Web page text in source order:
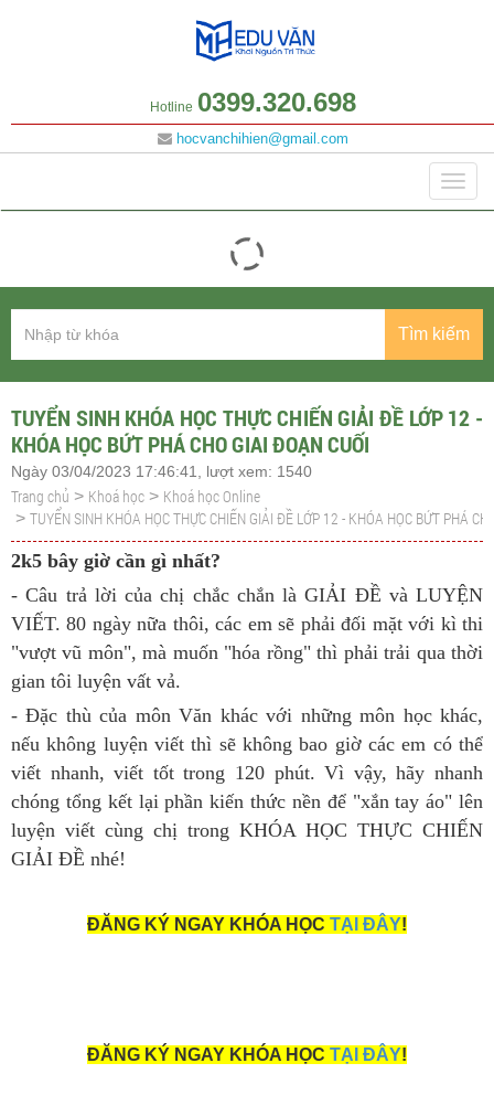
Hotline 0399.320.698
hocvanchihien@gmail.com
Tìm kiếm
TUYỂN SINH KHÓA HỌC THỰC CHIẾN GIẢI ĐỀ LỚP 12 -
KHÓA HỌC BỨT PHÁ CHO GIAI ĐOẠN CUỐI
Ngày 03/04/2023 17:46:41, lượt xem: 1540
Trang chủ > Khoá học > Khoá học Online
> TUYỂN SINH KHÓA HỌC THỰC CHIẾN GIẢI ĐỀ LỚP 12 - KHÓA HỌC BỨT PHÁ
2k5 bây giờ cần gì nhất?
- Câu trả lời của chị chắc chắn là GIẢI ĐỀ và LUYỆN
VIẾT. 80 ngày nữa thôi, các em sẽ phải đối mặt với kì thi
"vượt vũ môn", mà muốn "hóa rồng" thì phải trải qua thời
gian tôi luyện vất vả.
- Đặc thù của môn Văn khác với những môn học khác,
nếu không luyện viết thì sẽ không bao giờ các em có thể
viết nhanh, viết tốt trong 120 phút. Vì vậy, hãy nhanh
chóng tổng kết lại phần kiến thức nền để "xắn tay áo" lên
luyện viết cùng chị trong KHÓA HỌC THỰC CHIẾN
GIẢI ĐỀ nhé!
ĐĂNG KÝ NGAY KHÓA HỌC TẠI ĐÂY!
ĐĂNG KÝ NGAY KHÓA HỌC TẠI ĐÂY!